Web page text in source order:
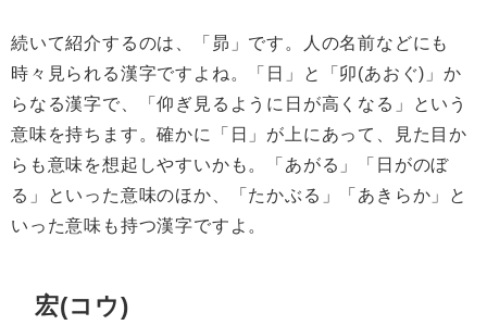
続いて紹介するのは、「昴」です。人の名前などにも
時々見られる漢字ですよね。「日」と「卯(あおぐ)」か
らなる漢字で、「仰ぎ見るように日が高くなる」という
意味を持ちます。確かに「日」が上にあって、見た目か
らも意味を想起しやすいかも。「あがる」「日がのぼ
る」といった意味のほか、「たかぶる」「あきらか」と
いった意味も持つ漢字ですよ。
宏(コウ)